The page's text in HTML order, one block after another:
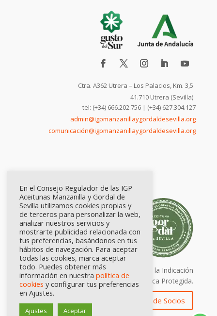
Ctra. A362 Utrera – Los Palacios, Km. 3,5
41.710 Utrera (Sevilla)
tel: (+34) 666.202.756 | (+34) 627.304.127
admin@igpmanzanillaygordaldesevilla.org
comunicación@igpmanzanillaygordaldesevilla.org
Calidad certificada por Origen. Sellos de la Indicación
Geográfica Protegida.
Zona de Socios
En el Consejo Regulador de las IGP
Aceitunas Manzanilla y Gordal de
Sevilla utilizamos cookies propias y
de terceros para personalizar la web,
analizar nuestros servicios y
mostrarte publicidad relacionada con
tus preferencias, basándonos en tus
hábitos de navegación. Para aceptar
todas las cookies, marca aceptar
todo. Puedes obtener más
información en nuestra política de
cookies y configurar tus preferencias
en Ajustes.
Ajustes Aceptar